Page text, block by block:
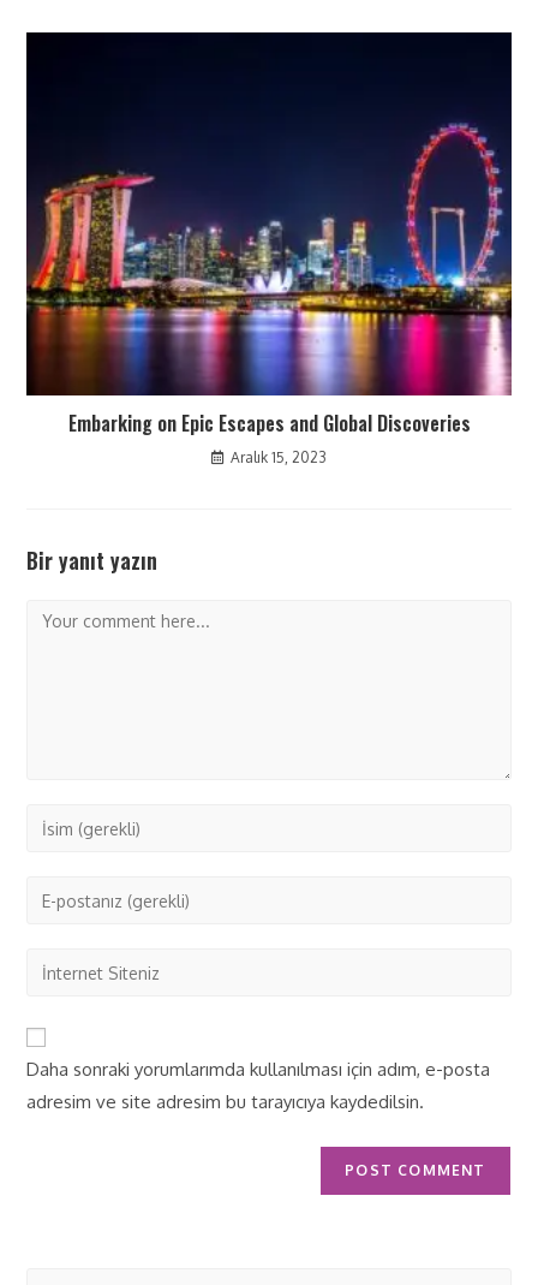
Embarking on Epic Escapes and Global Discoveries
Aralık 15, 2023
Bir yanıt yazın
Daha sonraki yorumlarımda kullanılması için adım, e-posta
adresim ve site adresim bu tarayıcıya kaydedilsin.